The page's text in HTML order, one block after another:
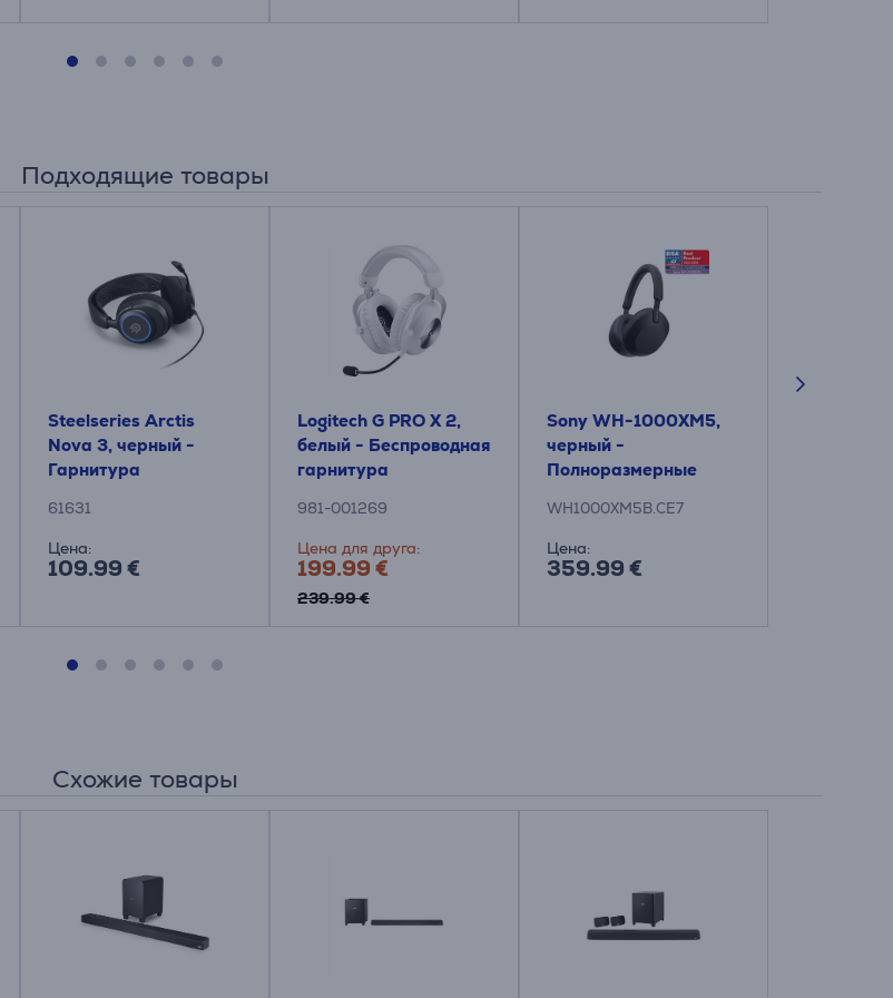
Подходящие товары
Steelseries Arctis
Nova 3, черный -
Гарнитура
61631
Цена:
109.99 €
Logitech G PRO X 2,
белый - Беспроводная
гарнитура
981-001269
Цена для друга:
199.99 €
239.99 €
Sony WH-1000XM5,
черный -
Полноразмерные
наушники
WH1000XM5B.CE7
Цена:
359.99 €
Схожие товары